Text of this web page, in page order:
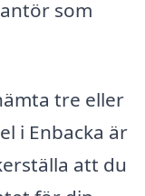
som
tre eller
i Enbacka är
att du